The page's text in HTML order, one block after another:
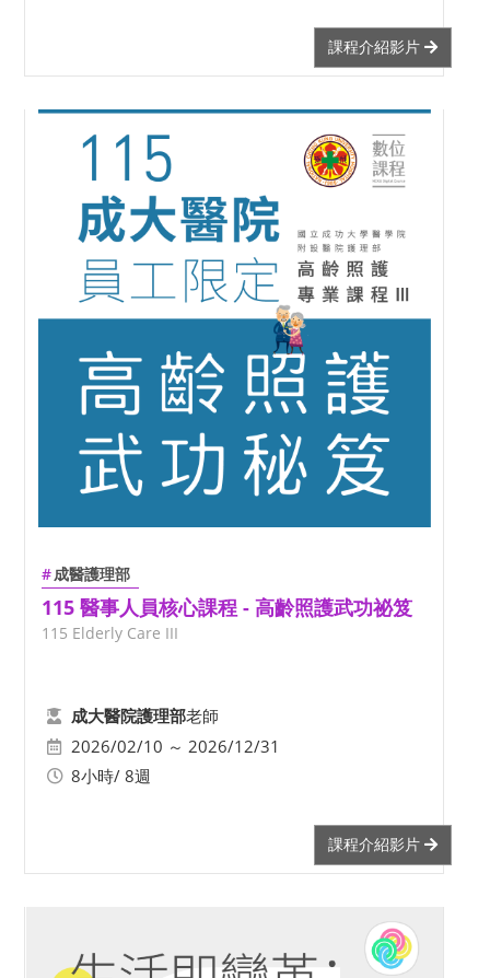
課程介紹影片
成醫護理部
115 醫事人員核心課程 - 高齡照護武功祕笈
115 Elderly Care III
成大醫院護理部老師
2026/02/10 ～ 2026/12/31
8小時/ 8週
課程介紹影片